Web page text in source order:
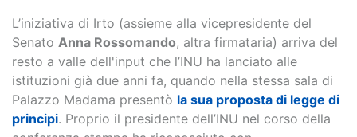
L’iniziativa di Irto (assieme alla vicepresidente del
Senato Anna Rossomando, altra firmataria) arriva del
resto a valle dell'input che l’INU ha lanciato alle
istituzioni già due anni fa, quando nella stessa sala di
Palazzo Madama presentò la sua proposta di legge di
principi. Proprio il presidente dell’INU nel corso della